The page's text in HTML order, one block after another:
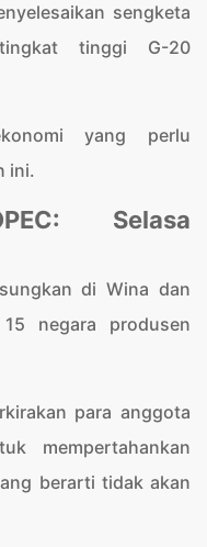
sengketa
tinggi G-20
yang perlu
ini.
Selasa
di Wina dan
negara produsen
para anggota
mempertahankan
berarti tidak akan